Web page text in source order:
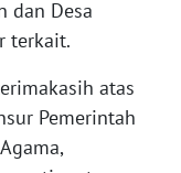
dan Desa
terkait.
atas
Pemerintah